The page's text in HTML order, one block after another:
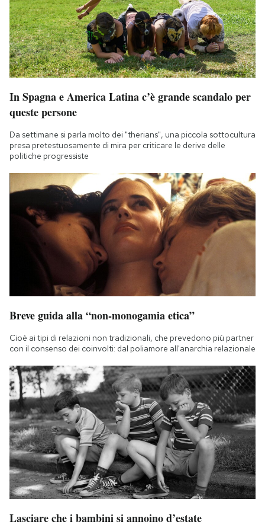
In Spagna e America Latina c’è grande scandalo per
queste persone
Da settimane si parla molto dei "therians", una piccola sottocultura
presa pretestuosamente di mira per criticare le derive delle
politiche progressiste
Breve guida alla “non-monogamia etica”
Cioè ai tipi di relazioni non tradizionali, che prevedono più partner
con il consenso dei coinvolti: dal poliamore all'anarchia relazionale
Lasciare che i bambini si annoino d’estate